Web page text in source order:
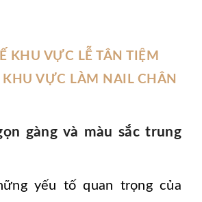
KHU VỰC LỄ TÂN TIỆM
KHU VỰC LÀM NAIL CHÂN
gàng và màu sắc trung
yếu tố quan trọng của